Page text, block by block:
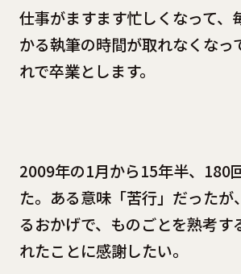
仕事がますます忙しくなって、
かる執筆の時間が取れなくなっ
れで卒業とします。
2009年の1月から15年半、180
た。ある意味「苦行」だったが
るおかげで、ものごとを熟考す
れたことに感謝したい。